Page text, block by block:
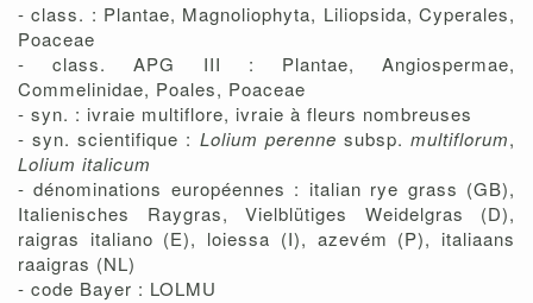
- class. : Plantae, Magnoliophyta, Liliopsida, Cyperales,
Poaceae
- class. APG III : Plantae, Angiospermae,
Commelinidae, Poales, Poaceae
- syn. : ivraie multiflore, ivraie à fleurs nombreuses
- syn. scientifique : Lolium perenne subsp. multiflorum,
Lolium italicum
- dénominations européennes : italian rye grass (GB),
Italienisches Raygras, Vielblütiges Weidelgras (D),
raigras italiano (E), loiessa (I), azevém (P), italiaans
raaigras (NL)
- code Bayer : LOLMU